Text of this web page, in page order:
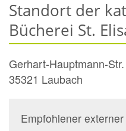
Standort der
Bücherei St.
Gerhart-Hauptmann-
35321 Laubach
Empfohlener